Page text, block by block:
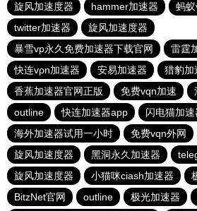
旋风加速度器
hammer加速器
蚂
twitter加速器
旋风加速度器
暴雪vp永久免费加速器下载官网
雷霆
快连vρn加速器
安易加速器 猎豹加
香蕉加速器官网正版
免费vqn加速
outline
快连加速器app 闪电猫加速
海外加速器试用一小时
免费vqn外网
旋风加速度器
黑洞永久加速器
旋风加速度器
小猫咪ciash加速器
BitzNet官网
outline 极光加速器